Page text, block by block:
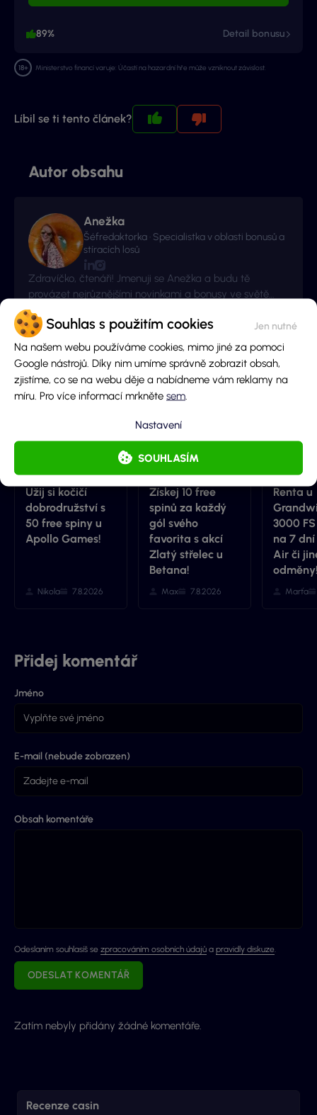
Souhlas s použitím cookies
Na našem webu používáme cookies, mimo jiné za pomoci
Google nástrojů. Díky nim umíme správně zobrazit obsah,
zjistíme, co se na webu děje a nabídneme vám reklamy na
míru. Pro více informací mrkněte sem
SOUHLASÍM
Nastavení
89% Detail bonusu
Ministerstvo financí varuje: Účastí na hazardní hře může vzniknout závislost.
Líbil se ti tento článek?
Autor obsahu
Anežka
Šéfredaktorka · Specialistka v oblasti bonusů a
stíracích losů
Zdravíčko, čtenáři! Jmenuji se Anežka a budu tě
provázet nejrůznějšími novinkami a bonusy ve světě
hazardu!
Související články
Užij si kočičí
dobrodružství s
50 free spiny u
Apollo Games!
Nikola 7.8.2026
Získej 10 free
spinů za každý
gól svého
favorita s akcí
Zlatý střelec u
Betana!
Max 7.8.2026
Renta u
3000
na 7 dní
Air či
Marťa
Přidej komentář
Jméno
E-mail (nebude zobrazen)
Obsah komentáře
Odeslaním souhlasíš se zpracováním osobních údajů a pravidly diskuze.
ODESLAT KOMENTÁŘ
Zatím nebyly přidány žádné komentáře.
Recenze casin